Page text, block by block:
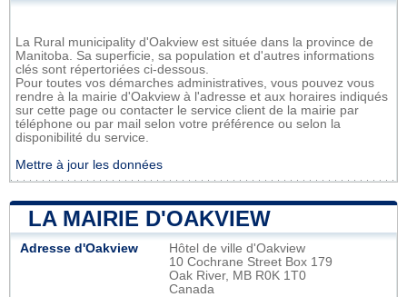
La Rural municipality d'Oakview est située dans la province de
Manitoba. Sa superficie, sa population et d'autres informations
clés sont répertoriées ci-dessous.
Pour toutes vos démarches administratives, vous pouvez vous
rendre à la mairie d'Oakview à l'adresse et aux horaires indiqués
sur cette page ou contacter le service client de la mairie par
téléphone ou par mail selon votre préférence ou selon la
disponibilité du service.
Mettre à jour les données
LA MAIRIE D'OAKVIEW
Adresse d'Oakview
Hôtel de ville d'Oakview
10 Cochrane Street Box 179
Oak River, MB R0K 1T0
Canada